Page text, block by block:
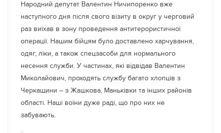
Народний депутат Валентин Ничипоренко вже
наступного дня після свого візиту в округ у черговий
раз виїхав в зону проведення антитерористичної
операції. Нашим бійцям було доставлено харчування,
одяг, ліки, а також спецзасоби для нормального
несення служби. У частинах, які відвідав Валентин
Миколайович, проходять службу багато хлопців з
Черкащини – з Жашкова, Маньківки та інших районів
області. Наші воїни дуже раді, що про них не
забувають.